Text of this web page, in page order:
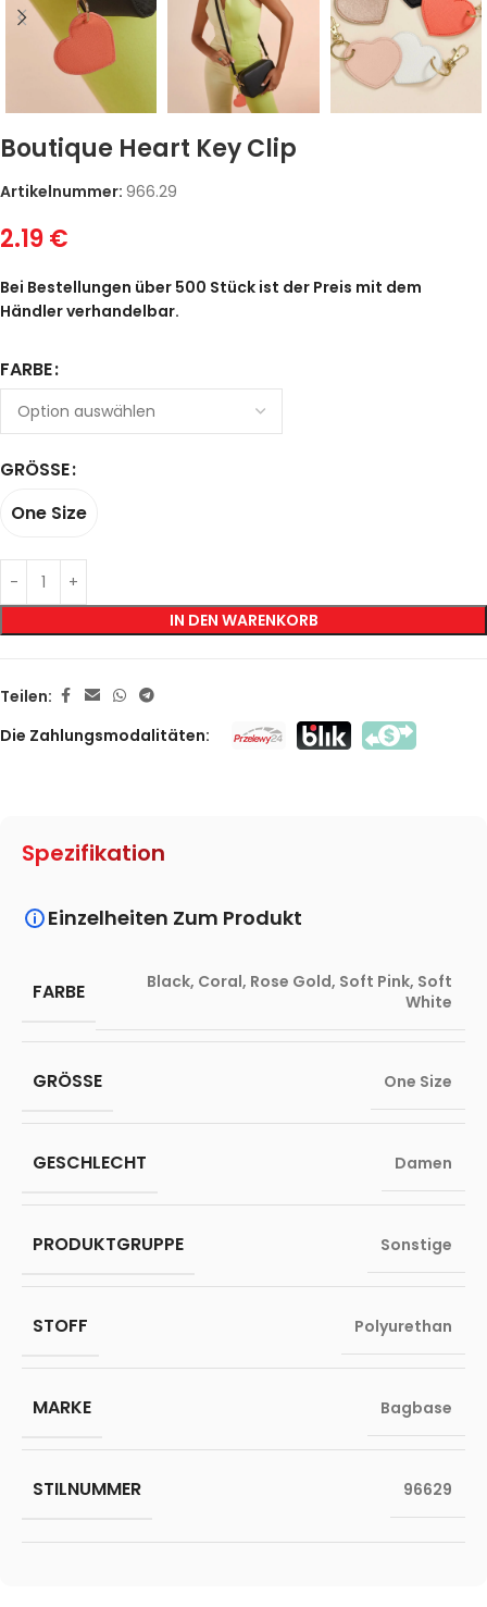
Boutique Heart Key Clip
Artikelnummer: 966.29
2.19€
Bei Bestellungen über 500 Stück ist der Preis mit dem
Händler verhandelbar.
FARBE
GRÖSSE
One Size
IN DEN WARENKORB
Teilen:
Die Zahlungsmodalitäten:
Spezifikation
Einzelheiten Zum Produkt
FARBE Black, Coral, Rose Gold, Soft Pink, Soft
White
GRÖSSE One Size
GESCHLECHT Damen
PRODUKTGRUPPE Sonstige
STOFF Polyurethan
MARKE Bagbase
STILNUMMER 96629